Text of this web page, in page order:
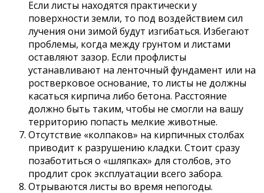
Если листы находятся практически у
поверхности земли, то под воздействием сил
лучения они зимой будут изгибаться. Избегают
проблемы, когда между грунтом и листами
оставляют зазор. Если профлисты
устанавливают на ленточный фундамент или на
ростверковое основание, то листы не должны
касаться кирпича либо бетона. Расстояние
должно быть таким, чтобы не смогли на вашу
территорию попасть мелкие животные.
Отсутствие «колпаков» на кирпичных столбах
приводит к разрушению кладки. Стоит сразу
позаботиться о «шляпках» для столбов, это
продлит срок эксплуатации всего забора.
Отрываются листы во время непогоды.